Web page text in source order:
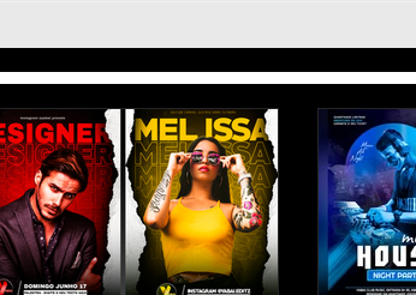
PicsArt | Efeito
fundo redondo
| Como editar
Como
Tok,